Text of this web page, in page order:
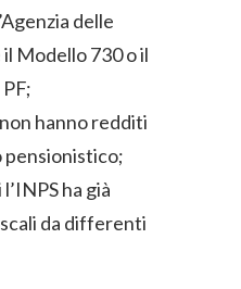
delle
Modello 730 o il
hanno redditi
pensionistico;
ha già
da differenti